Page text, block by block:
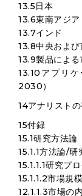
13.5日本
13.6東南アジア
13.7インド
13.8中央および
13.9製品によ
13.10アプリ
2030）
14アナリスト
15付録
15.1研究方法論
15.1.1方法論/研
15.1.1.1研究プ
15.1.1.2市場規
12.1.1.3市場の